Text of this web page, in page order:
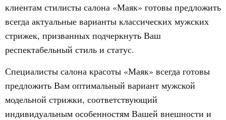
клиентам стилисты салона «Маяк» готовы предложить
всегда актуальные варианты классических мужских
стрижек, призванных подчеркнуть Ваш
респектабельный стиль и статус.
Специалисты салона красоты «Маяк» всегда готовы
предложить Вам оптимальный вариант мужской
модельной стрижки, соответствующий
индивидуальным особенностям Вашей внешности и